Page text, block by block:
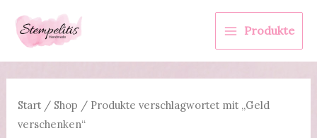
Inhalt
springen
Produkte
Start/ Shop / Produkte verschlagwortet mit „Geld
verschenken“